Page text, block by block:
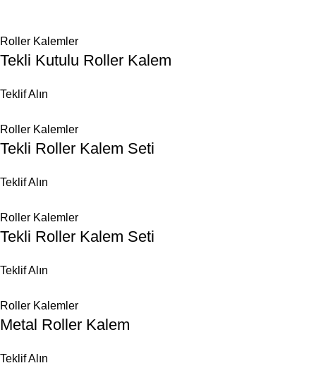
Roller Kalemler
Tekli Kutulu Roller Kalem
Teklif Alın
Roller Kalemler
Tekli Roller Kalem Seti
Teklif Alın
Roller Kalemler
Tekli Roller Kalem Seti
Teklif Alın
Roller Kalemler
Metal Roller Kalem
Teklif Alın